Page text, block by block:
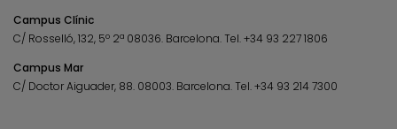
Campus Clínic
C/ Rosselló, 132, 5º 2ª 08036. Barcelona.Tel.+34 93 227 1806
Campus Mar
C/ Doctor Aiguader, 88. 08003. Barcelona.Tel.+34 93 214 7300